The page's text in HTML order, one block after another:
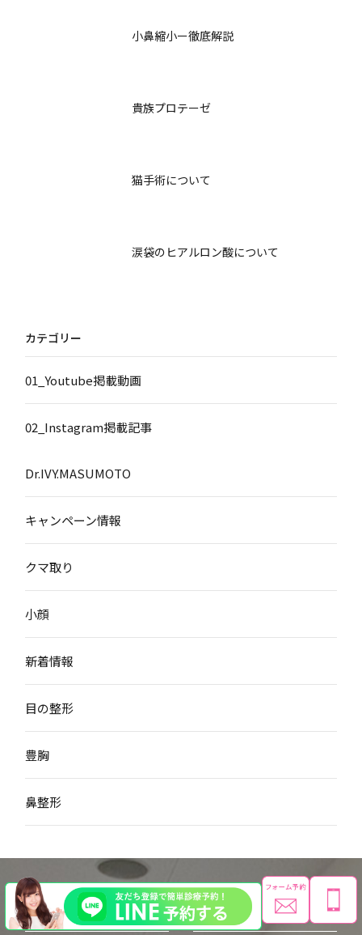
小鼻縮小ー徹底解説
貴族プロテーゼ
猫手術について
涙袋のヒアルロン酸について
カテゴリー
01_Youtube掲載動画
02_Instagram掲載記事
Dr.IVY.MASUMOTO
キャンペーン情報
クマ取り
小顔
新着情報
目の整形
豊胸
鼻整形
二重・目元 鼻